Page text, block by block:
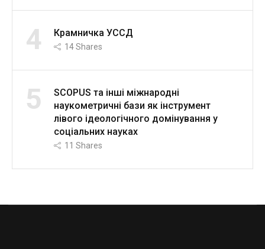
4 Крамничка УССД
14Shares
5
SCOPUS та інші міжнародні
наукометричні бази як інструмент
лівого ідеологічного домінування у
соціальних науках
11 Shares